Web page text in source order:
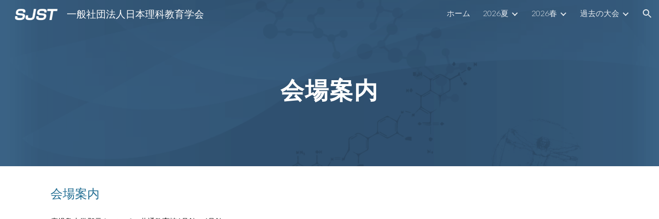
Skip to navigation
一般社団法人日本理科教育学会 ホーム 2026夏 2026春 過去の大会
会場案内
会場案内